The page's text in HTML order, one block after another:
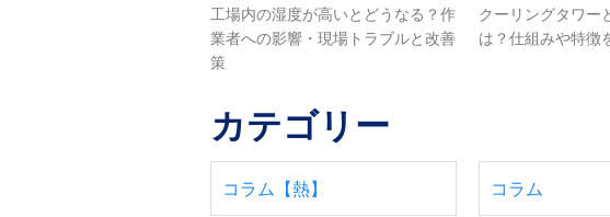
工場内の湿度が高いとどうなる？作
業者への影響・現場トラブルと改善
策
クーリングタワー
は？仕組みや特徴
カテゴリー
コラム【熱】 コラム